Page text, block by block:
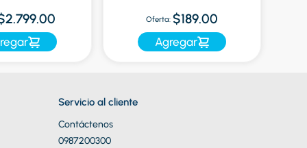
Oferta: $189.00
Agregar
Servicio al cliente
Contáctenos
0987200300